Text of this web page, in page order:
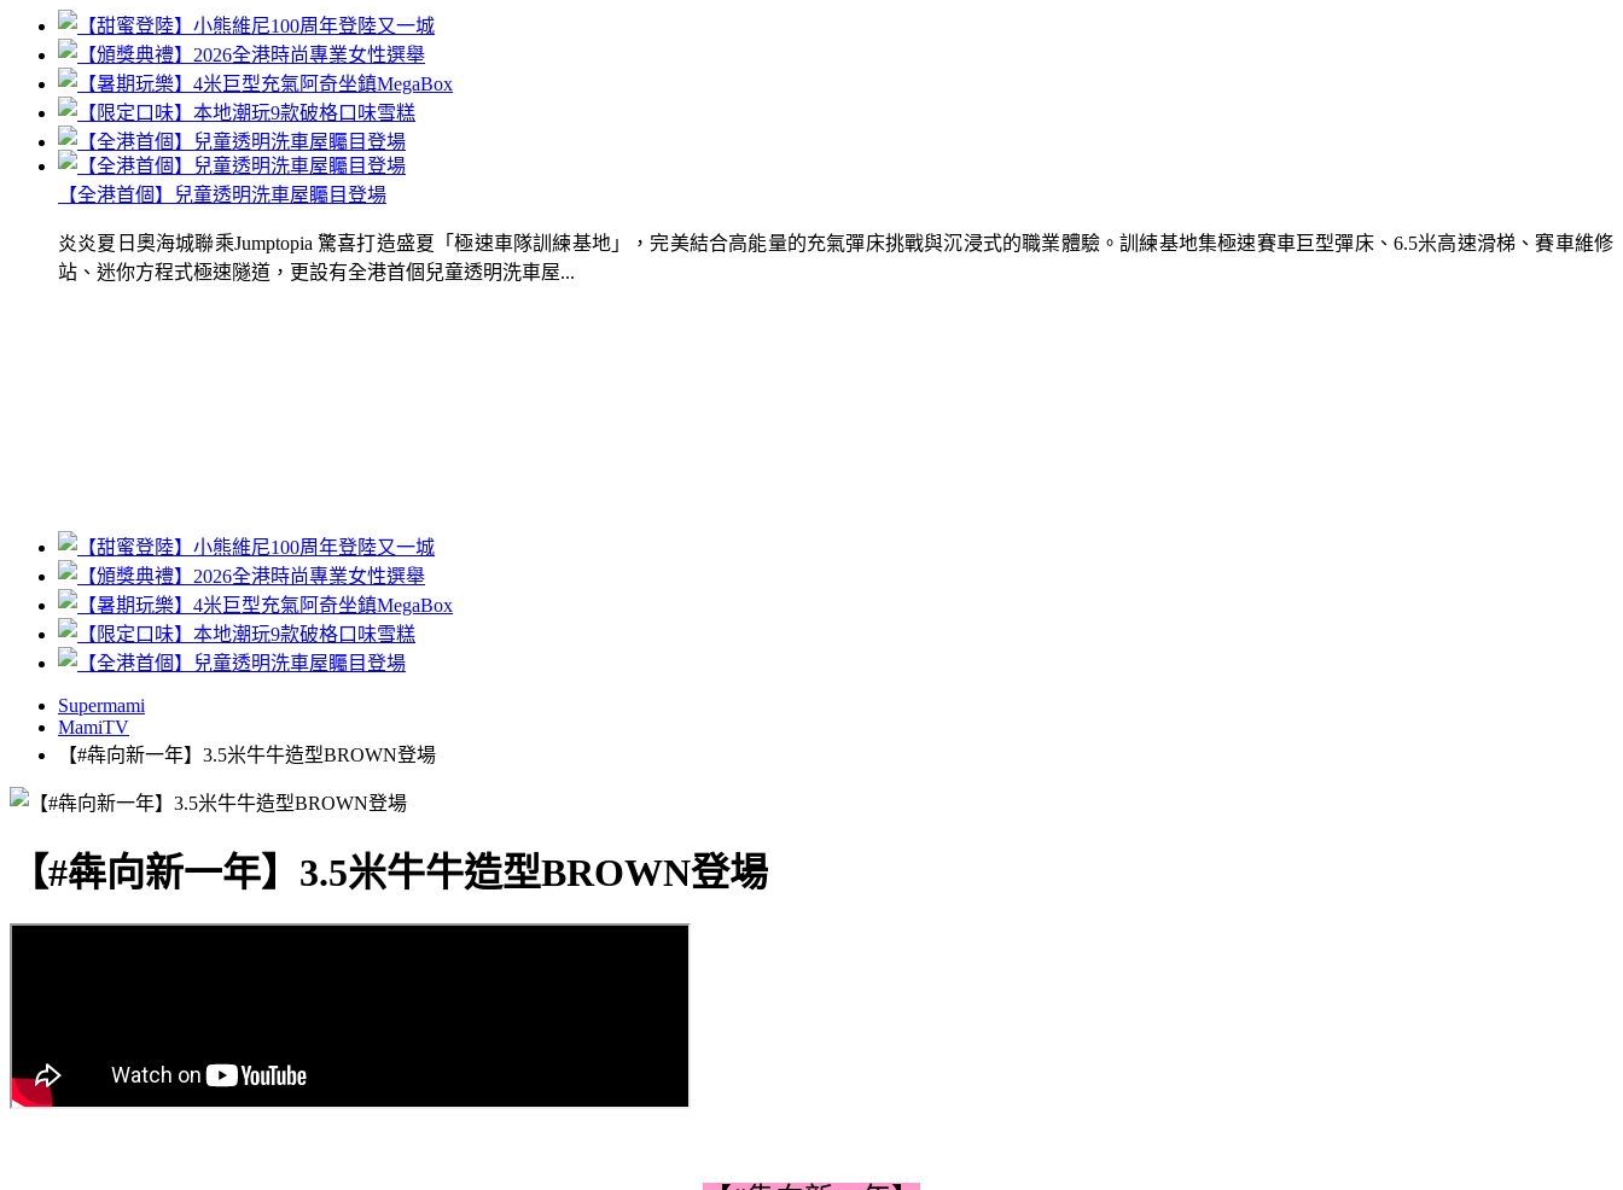
【全港首個】兒童透明洗車屋矚目登場
炎炎夏日奧海城聯乘Jumptopia 驚喜打造盛夏「極速車隊訓練基地」，完美結合高能量的充氣彈床挑戰與沉浸式的職業體驗。訓練基地集極速賽車巨型彈床、6.5米高速滑梯、賽車維修
站、迷你方程式極速隧道，更設有全港首個兒童透明洗車屋...
Supermami
MamiTV
【#犇向新一年】3.5米牛牛造型BROWN登場
【#犇向新一年】3.5米牛牛造型BROWN登場